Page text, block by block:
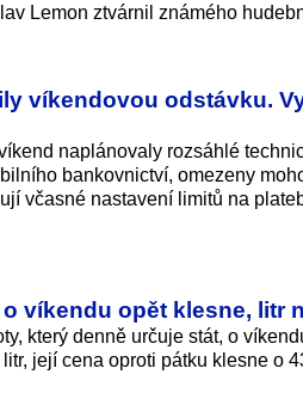
Lemon ztvárnil známého
víkendovou odstávku.
naplánovaly rozsáhlé
bankovnictví, omezeny
včasné nastavení limitů na
víkendu opět klesne, litr
který denně určuje stát, o
její cena oproti pátku klesne o